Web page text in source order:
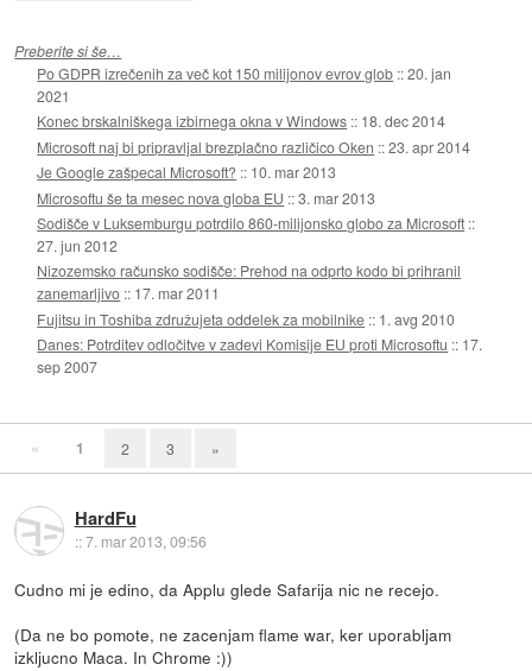
Preberite si še…
Po GDPR izrečenih za več kot 150 milijonov evrov glob ::20. jan
2021
Konec brskalniškega izbirnega okna v Windows :: 18. dec 2014
Microsoft naj bi pripravljal brezplačno različico Oken ::23. apr 2014
Je Google zašpecal Microsoft? :: 10. mar 2013
Microsoftu še ta mesec nova globa EU ::3. mar 2013
Sodišče v Luksemburgu potrdilo 860-milijonsko globo za Microsoft ::
27. jun 2012
Nizozemsko računsko sodišče: Prehod na odprto kodo bi prihranil
zanemarljivo :: 17. mar 2011
Fujitsu in Toshiba združujeta oddelek za mobilnike :: 1. avg 2010
Danes: Potrditev odločitve v zadevi Komisije EU proti Microsoftu :: 17.
sep 2007
« 1 2 3 »
HardFu
::7. mar 2013, 09:56
Cudno mi je edino, da Applu glede Safarija nic ne recejo.
(Da ne bo pomote, ne zacenjam flame war, ker uporabljam
izkljucno Maca. In Chrome :))